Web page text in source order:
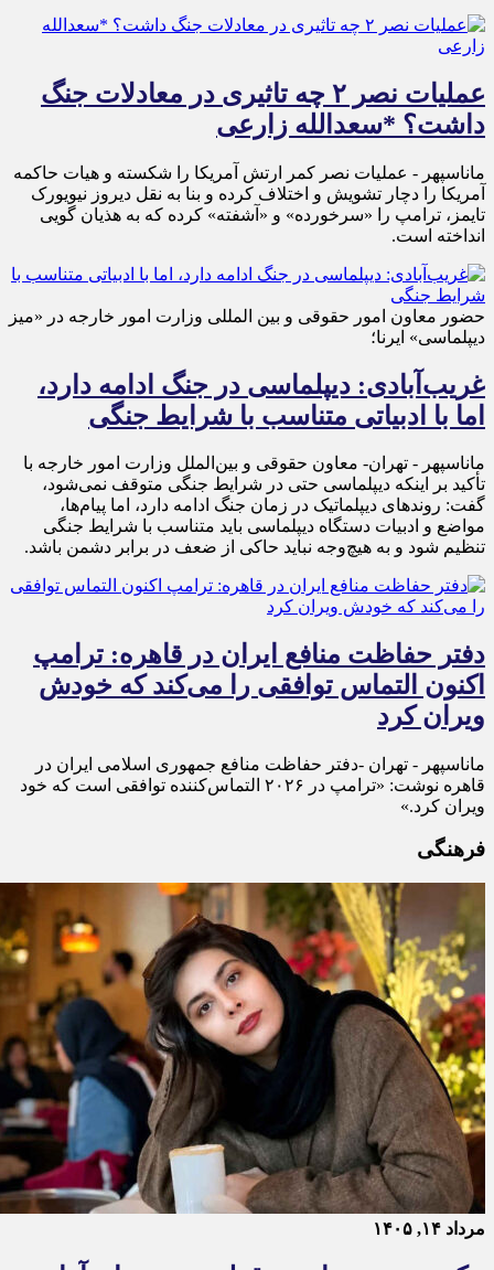
عملیات نصر ۲ چه تاثیری در معادلات جنگ
داشت؟ *سعدالله زارعی
ماناسپهر - عملیات نصر کمر ارتش آمریکا را شکسته و هیات حاکمه
آمریکا را دچار تشویش و اختلاف کرده و بنا به نقل دیروز نیویورک
تایمز، ترامپ را «سرخورده» و «آشفته» کرده که به هذیان گویی
انداخته است.
حضور معاون امور حقوقی و بین المللی وزارت امور خارجه در «میز
دیپلماسی» ایرنا؛
غریب‌آبادی: دیپلماسی در جنگ ادامه دارد،
اما با ادبیاتی متناسب با شرایط جنگی
ماناسپهر - تهران- معاون حقوقی و بین‌الملل وزارت امور خارجه با
تأکید بر اینکه دیپلماسی حتی در شرایط جنگی متوقف نمی‌شود،
گفت: روندهای دیپلماتیک در زمان جنگ ادامه دارد، اما پیام‌ها،
مواضع و ادبیات دستگاه دیپلماسی باید متناسب با شرایط جنگی
تنظیم شود و به هیچ‌وجه نباید حاکی از ضعف در برابر دشمن باشد.
دفتر حفاظت منافع ایران در قاهره: ترامپ
اکنون التماس توافقی را می‌کند که خودش
ویران کرد
ماناسپهر - تهران -دفتر حفاظت منافع جمهوری اسلامی ایران در
قاهره نوشت: «ترامپ در ۲۰۲۶ التماس‌کننده توافقی است که خود
ویران کرد.»
فرهنگی
مرداد ۱۴, ۱۴۰۵